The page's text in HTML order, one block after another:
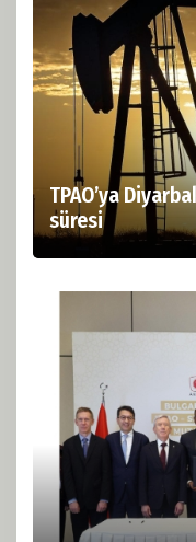
TPAO’ya
süresi